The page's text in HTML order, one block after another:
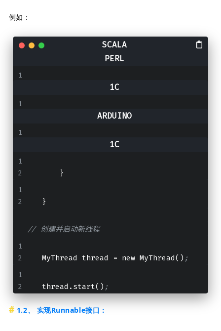
例如：
MyThread
void run()
// 线程要执行的代码
       }
   }
// 创建并启动新线程
   MyThread thread
= new MyThread() ;
   thread.start()
;
1.2、 实现Runnable接口：